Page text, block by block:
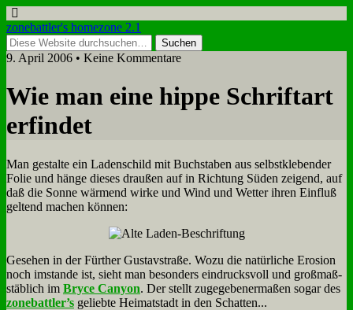
zonebattler's homezone 2.1
9. April 2006 • Keine Kommentare
Wie man ei­ne hip­pe Schrift­art
er­fin­det
Man ge­stal­te ein La­den­schild mit Buch­sta­ben aus selbst­kle­ben­der
Fo­lie und hän­ge die­ses drau­ßen auf in Rich­tung Sü­den zei­gend, auf
daß die Son­ne wär­mend wir­ke und Wind und Wet­ter ih­ren Ein­fluß
gel­tend ma­chen kön­nen:
Ge­se­hen in der Für­ther Gu­stav­stra­ße. Wo­zu die na­tür­li­che Ero­si­on
noch im­stan­de ist, sieht man be­son­ders ein­drucks­voll und groß­maß­
stäb­lich im Bryce Can­yon. Der stellt zu­ge­ge­be­ner­ma­ßen so­gar des
zonebattler’s ge­lieb­te Hei­mat­stadt in den Schat­ten...